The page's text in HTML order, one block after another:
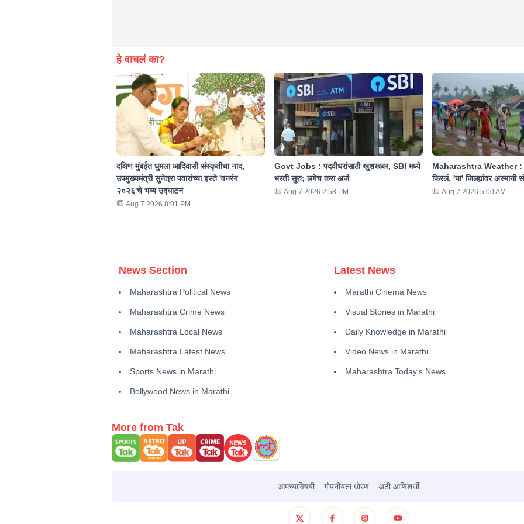
हे वाचलं का?
दक्षिण मुंबईत घुमला आदिवासी संस्कृतीचा नाद,
उपमुख्यमंत्री सुनेत्रा पवारांच्या हस्ते 'वनरंग
२०२६'चे भव्य उद्घाटन
Aug 7 2026 8:01 PM
Govt Jobs : पदवीधरांसाठी खुशखबर, SBI मध्ये
भरती सुरु; लगेच करा अर्ज
Aug 7 2026 2:58 PM
Maharashtra Weather :
फिरलं, 'या' जिल्ह्यांवर अस्मानी
Aug 7 2026 5:00 AM
News Section
Maharashtra Political News
Maharashtra Crime News
Maharashtra Local News
Maharashtra Latest News
Sports News in Marathi
Bollywood News in Marathi
Latest News
Marathi Cinema News
Visual Stories in Marathi
Daily Knowledge in Marathi
Video News in Marathi
Maharashtra Today's News
More from Tak
आमच्याविषयी गोपनीयता धोरण अटी आणिशर्थी